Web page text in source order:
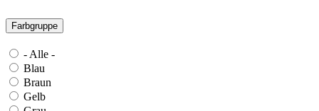
Granite Grey (GRG)
Grey Steel (GRS)
Dark Grey Melange (DGM)
Blue Midnight Heather (BMH)
Scarlet Red Heather (SRH)
Gold (GLD)
Anthra Heather (ANH)
Farbgruppe
- Alle -
Blau
Braun
Gelb